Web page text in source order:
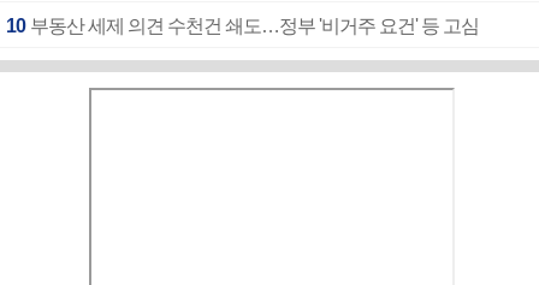
10 부동산 세제 의견 수천건 쇄도…정부 '비거주 요건' 등 고심